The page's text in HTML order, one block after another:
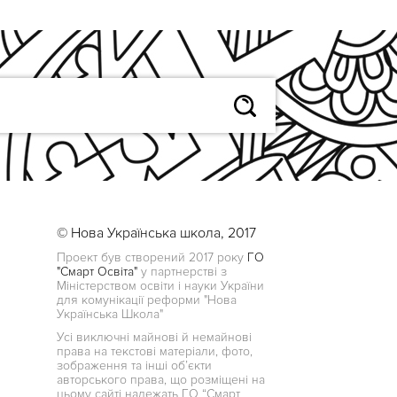
© Нова Українська школа, 2017
Проект був створений 2017 року ГО
"Смарт Освіта" у партнерстві з
Міністерством освіти і науки України
для комунікації реформи "Нова
Українська Школа"
Усі виключні майнові й немайнові
права на текстові матеріали, фото,
зображення та інші об’єкти
авторського права, що розміщені на
цьому сайті належать ГО “Смарт